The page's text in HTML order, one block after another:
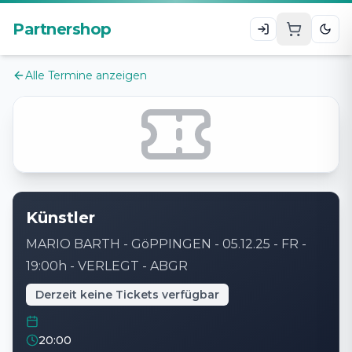
Partnershop
Alle Termine anzeigen
Künstler
MARIO BARTH - GöPPINGEN - 05.12.25 - FR -
19:00h - VERLEGT - ABGR
Derzeit keine Tickets verfügbar
20:00